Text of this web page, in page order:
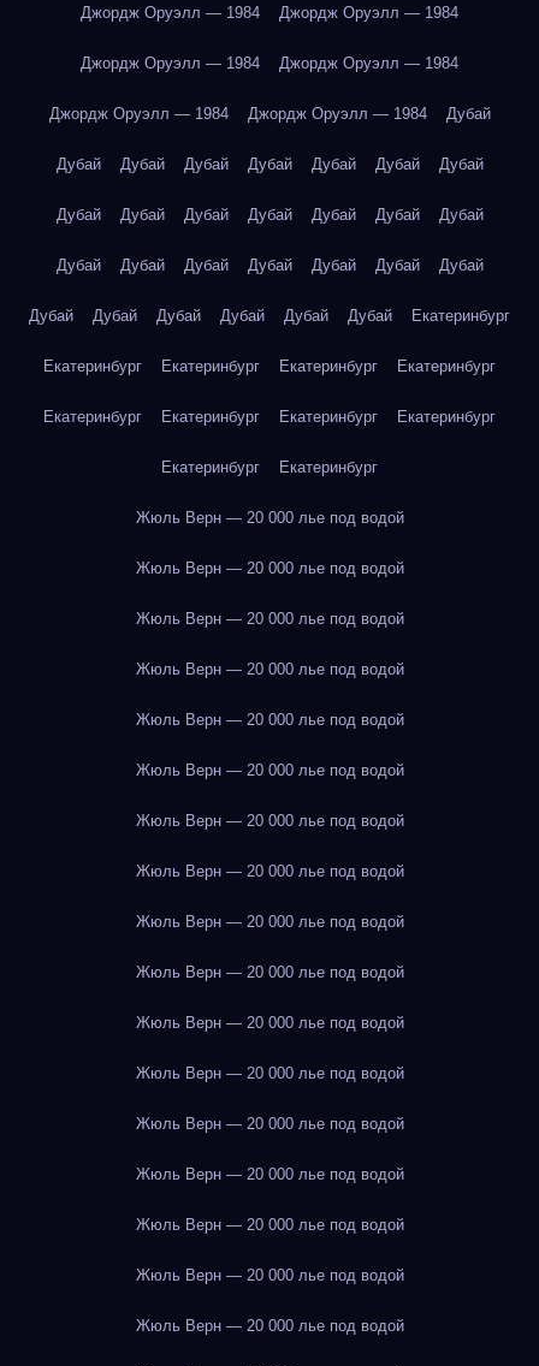
Джордж Оруэлл — 1984 Джордж Оруэлл — 1984
Джордж Оруэлл — 1984 Джордж Оруэлл — 1984
Джордж Оруэлл — 1984 Джордж Оруэлл — 1984 Дубай
Дубай Дубай Дубай Дубай Дубай Дубай Дубай
Дубай Дубай Дубай Дубай Дубай Дубай Дубай
Дубай Дубай Дубай Дубай Дубай Дубай Дубай
Дубай Дубай Дубай Дубай Дубай Дубай Екатеринбург
Екатеринбург Екатеринбург Екатеринбург Екатеринбург
Екатеринбург Екатеринбург Екатеринбург Екатеринбург
Екатеринбург Екатеринбург
Жюль Верн — 20 000 лье под водой
Жюль Верн — 20 000 лье под водой
Жюль Верн — 20 000 лье под водой
Жюль Верн — 20 000 лье под водой
Жюль Верн — 20 000 лье под водой
Жюль Верн — 20 000 лье под водой
Жюль Верн — 20 000 лье под водой
Жюль Верн — 20 000 лье под водой
Жюль Верн — 20 000 лье под водой
Жюль Верн — 20 000 лье под водой
Жюль Верн — 20 000 лье под водой
Жюль Верн — 20 000 лье под водой
Жюль Верн — 20 000 лье под водой
Жюль Верн — 20 000 лье под водой
Жюль Верн — 20 000 лье под водой
Жюль Верн — 20 000 лье под водой
Жюль Верн — 20 000 лье под водой